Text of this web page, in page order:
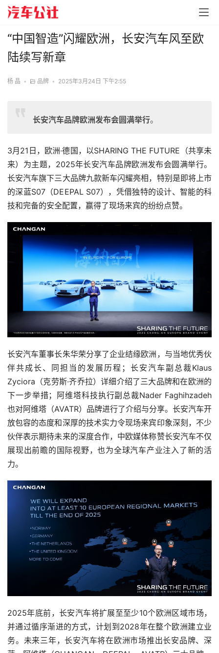
“中国智造”闪耀欧洲，长安汽车风至欧
陆续写新章
杨 晶 • 品牌 • 2025年3月24日 下午2:55
长安汽车品牌欧洲发布会圆满举行。
3月21日，欧洲·德国，以SHARING THE FUTURE（共享未
来）为主题，2025年长安汽车品牌欧洲发布会圆满举行。
长安汽车旗下三大品牌九款新车闪耀亮相，特别是即将上市
的深蓝S07（DEEPAL S07），凭借独特的设计、智能的科
技和完备的安全配置，赢得了现场来宾的纷纷点赞。
长安汽车董事长朱华荣分享了企业结缘欧洲，与当地优秀伙
伴共成长、同担当的发展历程；长安汽车副总裁Klaus
Zyciora（克劳斯·齐乔拉）详细介绍了三大品牌和在欧洲的
下一步举措；阿维塔科技执行副总裁Nader Faghihzadeh
也对阿维塔（AVATR）品牌进行了介绍与分享。长安汽车开
放包容的态度和深厚的技术实力令现场来宾印象深刻，不少
伙伴表示期待未来的深度合作，中欧媒体称赞长安汽车不仅
展现出前瞻的国际视野，也为全球汽车产业注入了新的活
力。
2025年底前，长安汽车将扩展至至少10个欧洲区域市场，
并通过循序渐进的方式，计划到2028年在整个欧洲建立业
务。未来三年，长安汽车将在欧洲市场推出长安品牌、深